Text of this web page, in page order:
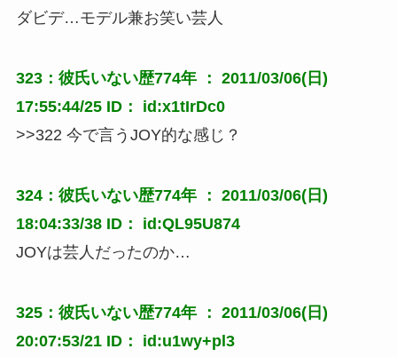
ダビデ…モデル兼お笑い芸人
323：彼氏いない歴774年 ： 2011/03/06(日)
17:55:44/25 ID： id:x1tIrDc0
>>322 今で言うJOY的な感じ？
324：彼氏いない歴774年 ： 2011/03/06(日)
18:04:33/38 ID： id:QL95U874
JOYは芸人だったのか…
325：彼氏いない歴774年 ： 2011/03/06(日)
20:07:53/21 ID： id:u1wy+pl3